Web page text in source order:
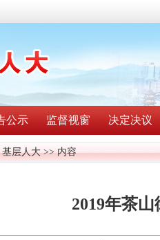
公示 监督视窗 决定决议
基层人大>> 内容
2019年茶